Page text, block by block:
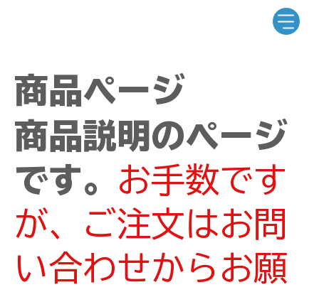
商品ページ
商品説明のページ
です。 お手数です
が、ご注文はお問
い合わせからお願